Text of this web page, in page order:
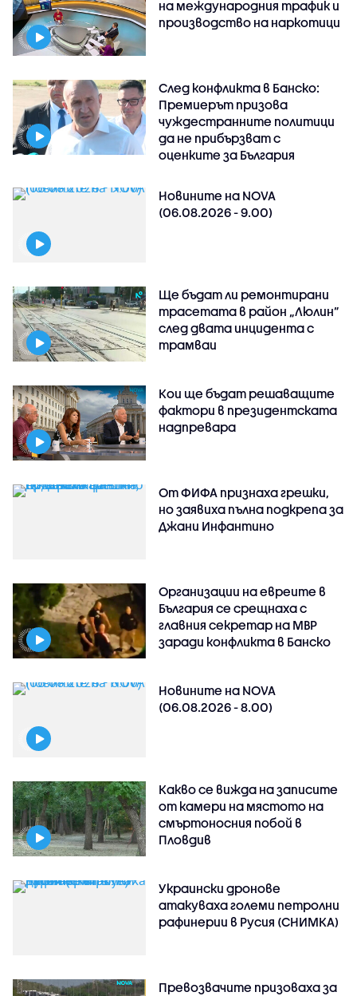
на международния трафик и
производство на наркотици
След конфликта в Банско:
Премиерът призова
чуждестранните политици
да не прибързват с
оценките за България
Новините на NOVA
(06.08.2026 - 9.00)
Ще бъдат ли ремонтирани
трасетата в район „Люлин”
след двата инцидента с
трамваи
Кои ще бъдат решаващите
фактори в президентската
надпревара
От ФИФА признаха грешки,
но заявиха пълна подкрепа за
Джани Инфантино
Организации на евреите в
България се срещнаха с
главния секретар на МВР
заради конфликта в Банско
Новините на NOVA
(06.08.2026 - 8.00)
Какво се вижда на записите
от камери на мястото на
смъртоносния побой в
Пловдив
Украински дронове
атакуваха големи петролни
рафинерии в Русия (СНИМКА)
Превозвачите призоваха за